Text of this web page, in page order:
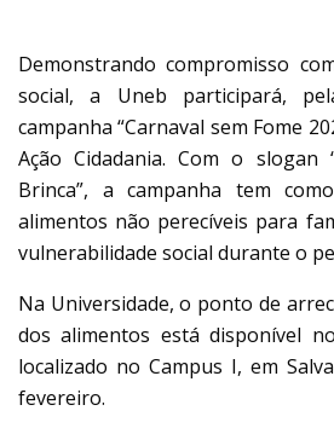
Demonstrando compromisso
social, a Uneb participará,
campanha “Carnaval sem Fome
Ação Cidadania. Com o slogan
Brinca”, a campanha tem
alimentos não perecíveis para
vulnerabilidade social durante o
Na Universidade, o ponto de
dos alimentos está disponível
localizado no Campus I, em
fevereiro.